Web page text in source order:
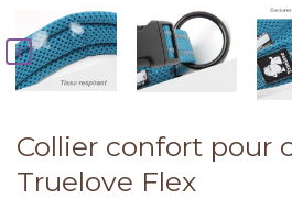

Collier confort pour
Truelove Flex